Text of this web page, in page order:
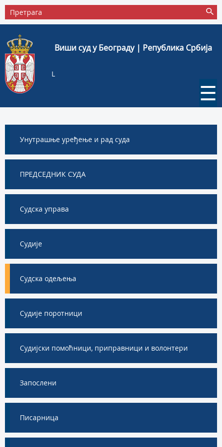
Виши суд у Београду | Република Србија
L
☰
Унутрашње уређење и рад суда
ПРЕДСЕДНИК СУДА
Судска управа
Судије
Судска одељења
Судије поротници
Судијски помоћници, приправници и волонтери
Запослени
Писарница